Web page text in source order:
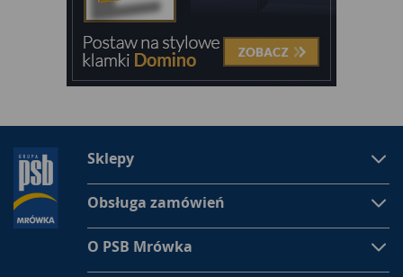
Sklepy
Obsługa zamówień
O PSB Mrówka